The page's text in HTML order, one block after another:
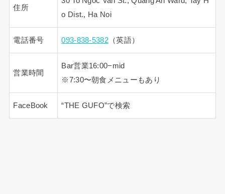
住所
o Dist., Ha Noi
電話番号 093-838-5382（英語）
営業時間
Bar営業16:00−mid
※7:30〜朝食メニューもあり
FaceBook “THE GUFO”で検索